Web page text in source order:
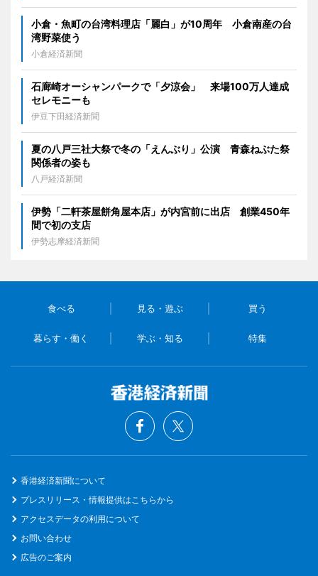
小倉・魚町の台湾料理店「麗白」が10周年 小倉南産の台
湾野菜使う
小倉経済新聞
石廊崎オーシャンパークで「夕涼会」 来場100万人達成
セレモニーも
伊豆下田経済新聞
夏の八戸三社大祭で冬の「えんぶり」公演 青森ねぶた祭
関係者の姿も
八戸経済新聞
伊勢「二軒茶屋餅角屋本店」が内宮前に出店 創業450年
間で初の支店
伊勢志摩経済新聞
食べる 見る・遊ぶ 買う
暮らす・働く 学ぶ・知る 特集
香港経済新聞について
プレスリリース・情報提供はこちらから
アクセスデータの利用について
お問い合わせ
広告のご案内